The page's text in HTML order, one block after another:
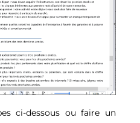
ci-dessous ou faire un